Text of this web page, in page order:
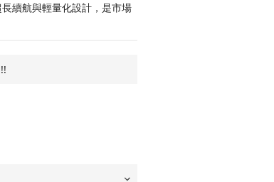
續航與輕量化設計，是市場